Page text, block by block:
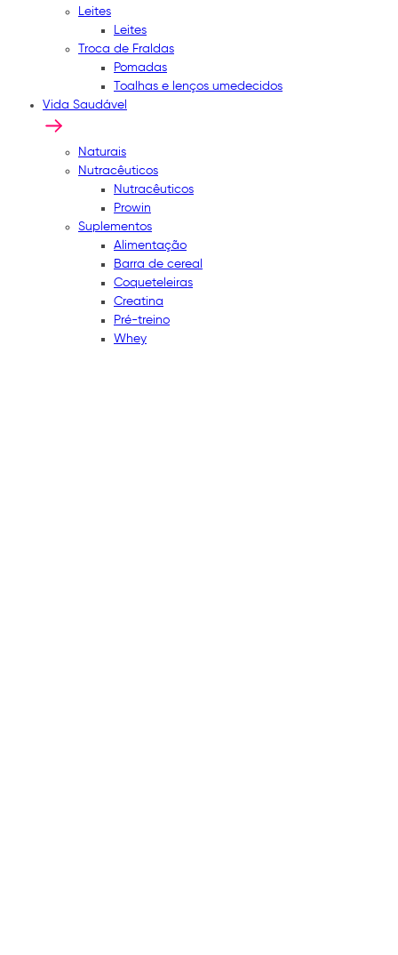
Leites
Leites
Troca de Fraldas
Pomadas
Toalhas e lenços umedecidos
Vida Saudável
Naturais
Nutracêuticos
Nutracêuticos
Prowin
Suplementos
Alimentação
Barra de cereal
Coqueteleiras
Creatina
Pré-treino
Whey